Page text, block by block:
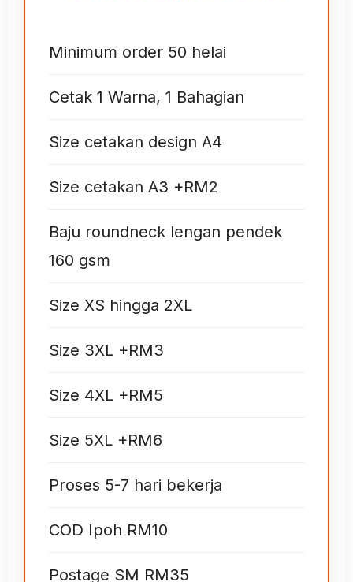
Minimum order 50 helai
Cetak 1 Warna, 1 Bahagian
Size cetakan design A4
Size cetakan A3 +RM2
Baju roundneck lengan pendek
160 gsm
Size XS hingga 2XL
Size 3XL +RM3
Size 4XL +RM5
Size 5XL +RM6
Proses 5-7 hari bekerja
COD Ipoh RM10
Postage SM RM35